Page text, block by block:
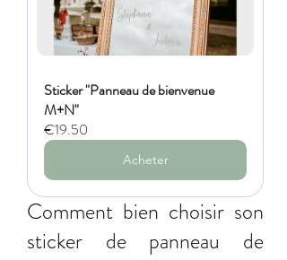
Sticker "Panneau de bienvenue
M+N"
€19.50
Acheter
Comment bien choisir son
sticker de panneau de